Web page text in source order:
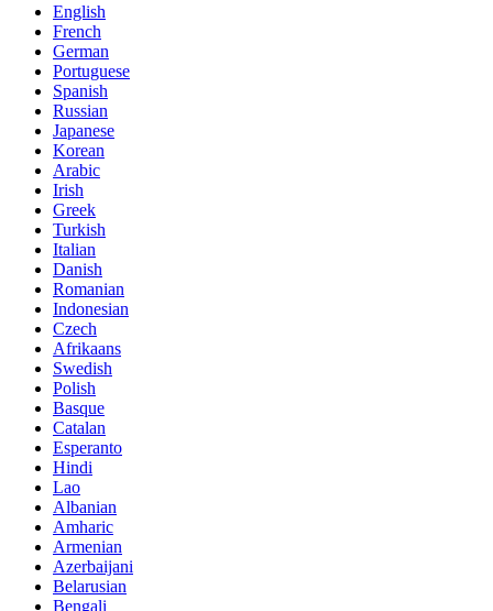
English
French
German
Portuguese
Spanish
Russian
Japanese
Korean
Arabic
Irish
Greek
Turkish
Italian
Danish
Romanian
Indonesian
Czech
Afrikaans
Swedish
Polish
Basque
Catalan
Esperanto
Hindi
Lao
Albanian
Amharic
Armenian
Azerbaijani
Belarusian
Bengali